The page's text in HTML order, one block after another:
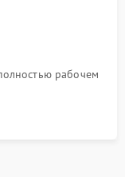
рабочем